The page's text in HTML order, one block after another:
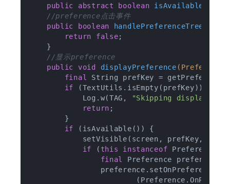
public
abstract boolean isAvailable
//preference点击事件
public
boolean handlePreferenceTreeClick
return
false;
    }
//显示preference
public
void displayPreference
final
String prefKey =
if (TextUtils.isEmpty(prefKey)) {
            Log.w(TAG,
"Skipping
return ;
        }
if (isAvailable()) {
            setVisible(screen, prefKey,
if ( this instanceof
final
Preference preference